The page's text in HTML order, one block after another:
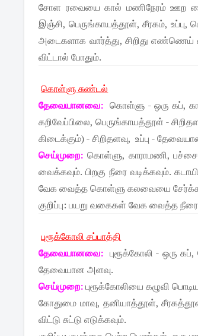
சோள ரவையை கால் மணிநேரம் ஊற
இஞ்சி, பெருங்காயத்தூள், சீரகம்,
அடைகளாக வார்த்து, சிறிது எண்ணெய்
விட்டால் போதும்.
கொள்ளு சுண்டல்
தேவையானவை: கொள்ளு - ஒரு கப்,
கறிவேப்பிலை, பெருங்காயத்தூள் -
கிடைக்கும்) - சிறிதளவு, உப்பு -
செய்முறை: கொள்ளு, காராமணி,
வைக்கவும். பிறகு நீரை வடிக்கவும்.
வேக வைத்த கொள்ளு கலவையை
குறிப்பு: பயறு வகைகள் வேக வைத்த
புரூக்கோலி சப்பாத்தி
தேவையானவை: புரூக்கோலி - ஒரு
தேவையான அளவு.
செய்முறை:புரூக்கோலியை கழுவி
கோதுமை மாவு, தனியாத்தூள்,
விட்டு சுட்டு எடுக்கவும்.